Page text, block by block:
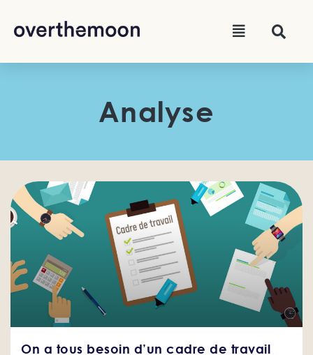
Analyse
On a tous besoin d’un cadre de travail